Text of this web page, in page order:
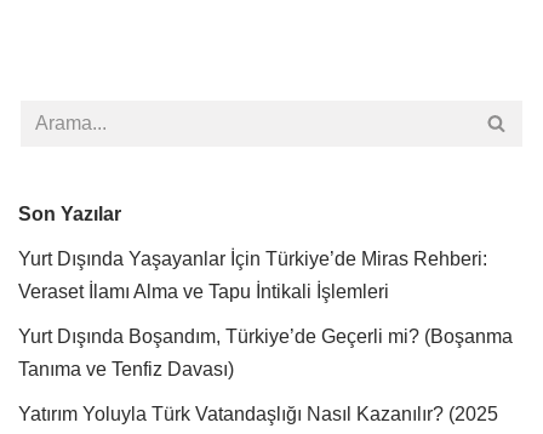
Son Yazılar
Yurt Dışında Yaşayanlar İçin Türkiye’de Miras Rehberi:
Veraset İlamı Alma ve Tapu İntikali İşlemleri
Yurt Dışında Boşandım, Türkiye’de Geçerli mi? (Boşanma
Tanıma ve Tenfiz Davası)
Yatırım Yoluyla Türk Vatandaşlığı Nasıl Kazanılır? (2025